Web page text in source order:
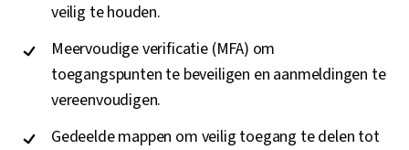
veilig te houden.
Meervoudige verificatie (MFA) om
toegangspunten te beveiligen en aanmeldingen te
vereenvoudigen.
Gedeelde mappen om veilig toegang te delen tot